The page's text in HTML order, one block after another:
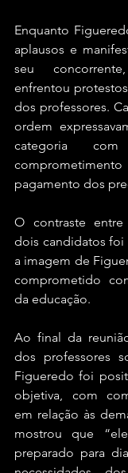
Enquanto
aplausos e
seu
enfrentou
dos professores.
ordem
categoria
pagamento dos
O contraste
dois candidatos
a imagem de
comprometido
da educação.
Ao final da
dos professores
Figueredo foi
objetiva, com
em relação às
mostrou que
preparado para